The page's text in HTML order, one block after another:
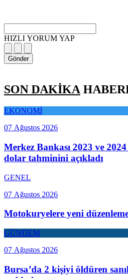
HIZLI YORUM YAP
Gönder
SON DAKİKA
EKONOMİ
07 Ağustos 2026
Merkez Bankası 2023 ve
dolar tahminini açıkladı
GENEL
07 Ağustos 2026
Motokuryelere yeni
GÜNDEM
07 Ağustos 2026
Bursa’da 2 kişiyi öldüren